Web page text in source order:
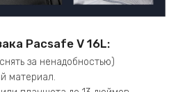
Pacsafe V 16L:
за ненадобностью)
материал.